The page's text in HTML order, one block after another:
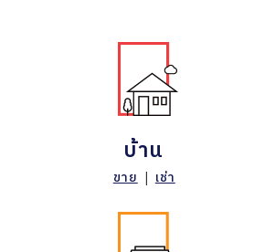
บ้าน
ขาย | เช่า